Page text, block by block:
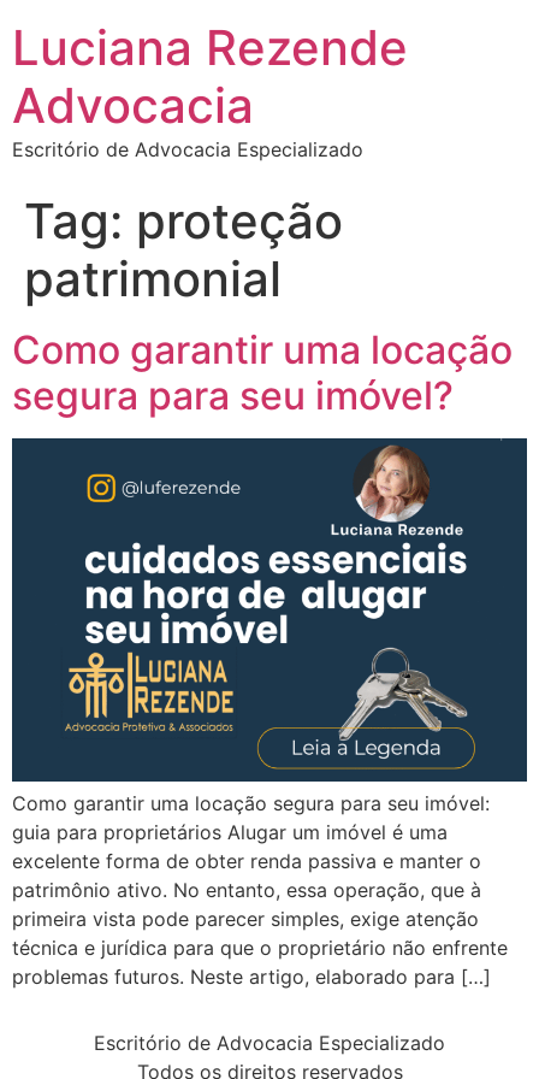
Luciana Rezende
Advocacia
Escritório de Advocacia Especializado
Tag: proteção
patrimonial
Como garantir uma locação
segura para seu imóvel?
Como garantir uma locação segura para seu imóvel:
guia para proprietários Alugar um imóvel é uma
excelente forma de obter renda passiva e manter o
patrimônio ativo. No entanto, essa operação, que à
primeira vista pode parecer simples, exige atenção
técnica e jurídica para que o proprietário não enfrente
problemas futuros. Neste artigo, elaborado para […]
Escritório de Advocacia Especializado
Todos os direitos reservados